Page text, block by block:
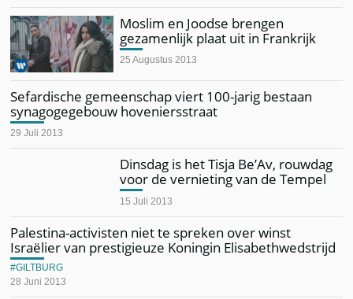
Moslim en Joodse brengen
gezamenlijk plaat uit in Frankrijk
25 Augustus 2013
Sefardische gemeenschap viert 100-jarig bestaan
synagogegebouw hoveniersstraat
29 Juli 2013
Dinsdag is het Tisja Be’Av, rouwdag
voor de vernieting van de Tempel
15 Juli 2013
Palestina-activisten niet te spreken over winst
Israëlier van prestigieuze Koningin Elisabethwedstrijd
28 Juni 2013
GILTBURG